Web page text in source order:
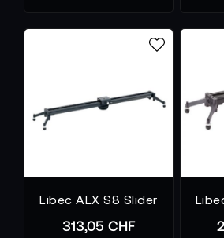
Libec ALX S8 Slider
313,05 CHF